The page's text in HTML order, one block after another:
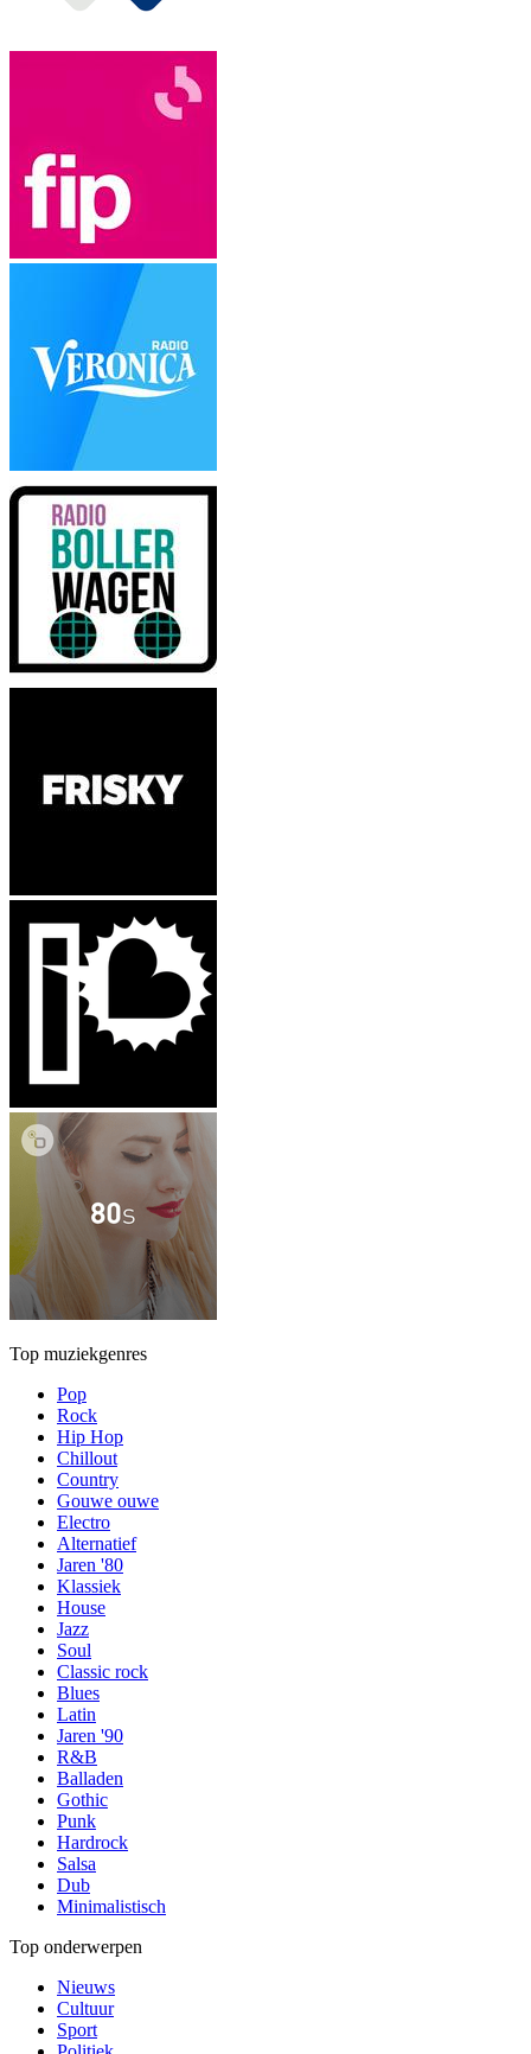
Top muziekgenres
Pop
Rock
Hip Hop
Chillout
Country
Gouwe ouwe
Electro
Alternatief
Jaren '80
Klassiek
House
Jazz
Soul
Classic rock
Blues
Latin
Jaren '90
R&B
Balladen
Gothic
Punk
Hardrock
Salsa
Dub
Minimalistisch
Top onderwerpen
Nieuws
Cultuur
Sport